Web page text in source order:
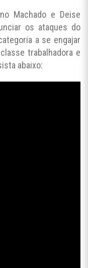
Machado e Deise
os ataques do
a se engajar
trabalhadora e
abaixo: